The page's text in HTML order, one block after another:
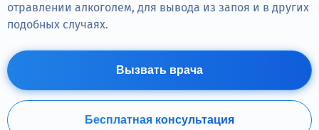
Стационар
отравлении алкоголем, для вывода из запоя и в других
подобных случаях.
Вызвать врача
Бесплатная консультация